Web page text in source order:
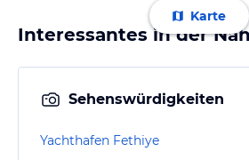
Karte
Interessantes in der
Sehenswürdigkeiten
Yachthafen Fethiye